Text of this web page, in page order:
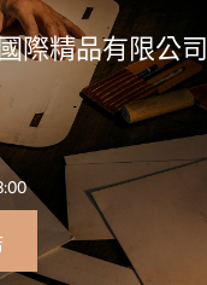
際精品有限公司